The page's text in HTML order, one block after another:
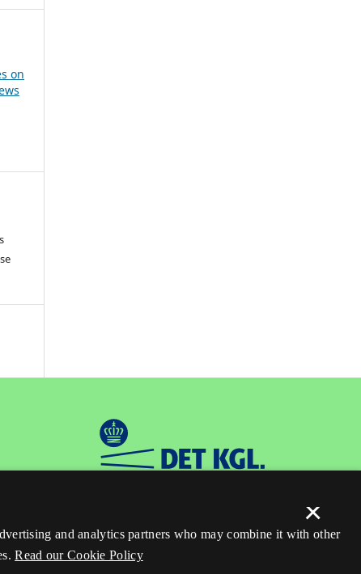
on
×
and analytics partners who may combine it with other
Read our Cookie Policy